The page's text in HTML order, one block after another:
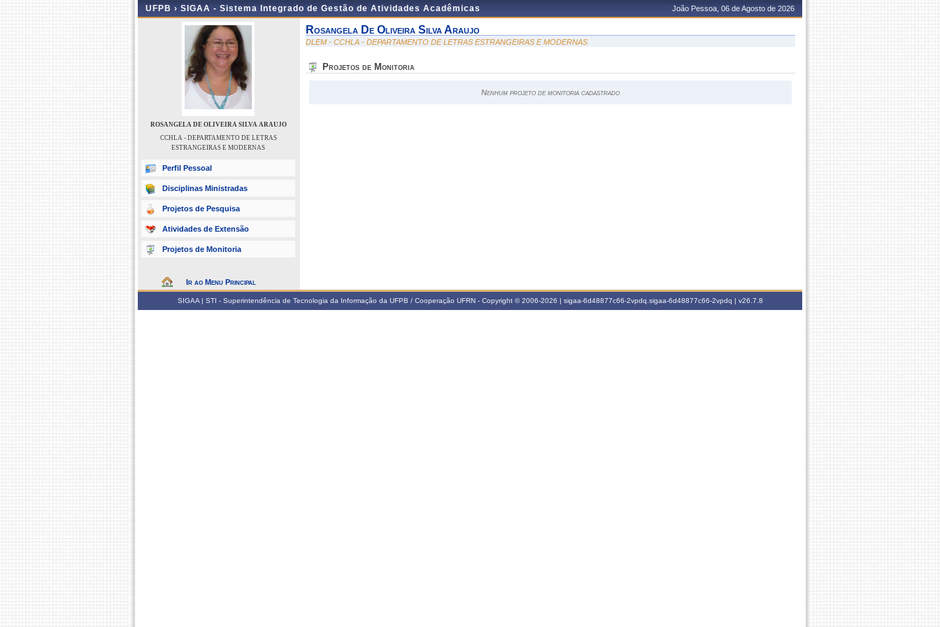
UFPB › SIGAA - Sistema Integrado de Gestão de Atividades Acadêmicas João Pessoa, 06 de Agosto de 2026
ROSANGELA DE OLIVEIRA SILVA ARAUJO
CCHLA - DEPARTAMENTO DE LETRAS
ESTRANGEIRAS E MODERNAS
Perfil Pessoal
Disciplinas Ministradas
Projetos de Pesquisa
Atividades de Extensão
Projetos de Monitoria
Ir ao Menu Principal
Rosangela De Oliveira Silva Araujo
DLEM - CCHLA - DEPARTAMENTO DE LETRAS ESTRANGEIRAS E MODERNAS
Projetos de Monitoria
Nenhum projeto de monitoria cadastrado
SIGAA | STI - Superintendência de Tecnologia da Informação da UFPB / Cooperação UFRN - Copyright © 2006-2026 | sigaa-6d48877c66-2vpdq.sigaa-6d48877c66-2vpdq | v26.7.8